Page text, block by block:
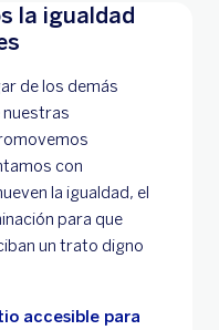
la igualdad
de los demás
con
la igualdad, el
para que
un trato digno
accesible para